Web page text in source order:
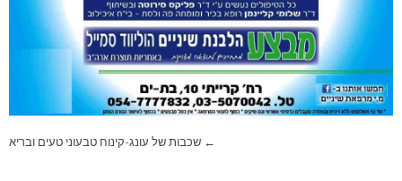
← שכבות של עונג-קינוח טבעוני טעים ובריא